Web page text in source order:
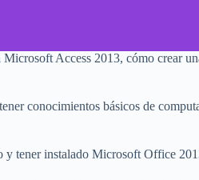
Access 2013, cómo crear
conocimientos básicos de
y tener instalado Microsoft Office